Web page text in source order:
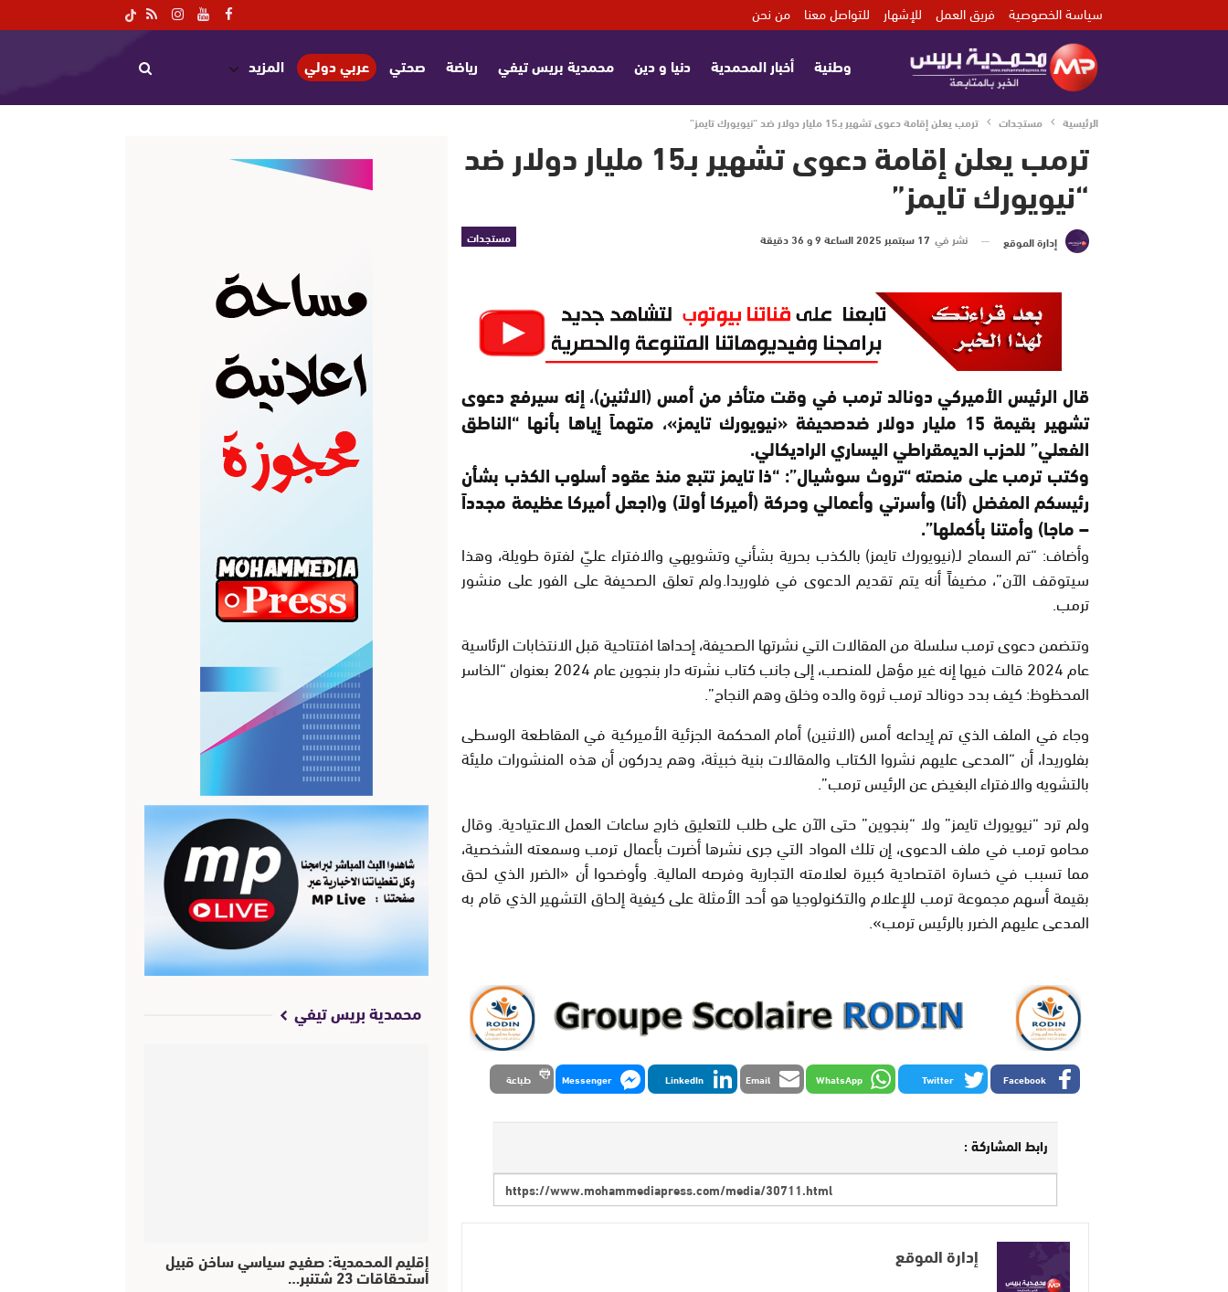
سياسة الخصوصية فريق العمل للإشهار للتواصل معنا من نحن
وطنية أخبار المحمدية دنيا و دين محمدية بريس تيفي رياضة صحتي عربي دولي المزيد
الرئيسية مستجدات ترمب يعلن إقامة دعوى تشهير بـ15 مليار دولار ضد “نيويورك تايمز”
ترمب يعلن إقامة دعوى تشهير بـ15 مليار دولار ضد
“نيويورك تايمز”
مستجدات إدارة الموقع نشر في 17 سبتمبر 2025 الساعة 9 و 36 دقيقة
قال الرئيس الأميركي دونالد ترمب في وقت متأخر من أمس (الاثنين)، إنه سيرفع دعوى
تشهير بقيمة 15 مليار دولار ضدصحيفة «نيويورك تايمز»، متهماً إياها بأنها “الناطق
الفعلي” للحزب الديمقراطي اليساري الراديكالي.
وكتب ترمب على منصته “تروث سوشيال”: “ذا تايمز تتبع منذ عقود أسلوب الكذب بشأن
رئيسكم المفضل (أنا) وأسرتي وأعمالي وحركة (أميركا أولاً) و(اجعل أميركا عظيمة مجدداً
– ماجا) وأمتنا بأكملها”.
وأضاف: “تم السماح لـ(نيويورك تايمز) بالكذب بحرية بشأني وتشويهي والافتراء عليّ لفترة طويلة، وهذا
سيتوقف الآن”، مضيفاً أنه يتم تقديم الدعوى في فلوريدا.ولم تعلق الصحيفة على الفور على منشور
ترمب.
وتتضمن دعوى ترمب سلسلة من المقالات التي نشرتها الصحيفة، إحداها افتتاحية قبل الانتخابات الرئاسية
عام 2024 قالت فيها إنه غير مؤهل للمنصب، إلى جانب كتاب نشرته دار بنجوين عام 2024 بعنوان “الخاسر
المحظوظ: كيف بدد دونالد ترمب ثروة والده وخلق وهم النجاح”.
وجاء في الملف الذي تم إيداعه أمس (الاثنين) أمام المحكمة الجزئية الأميركية في المقاطعة الوسطى
بفلوريدا، أن “المدعى عليهم نشروا الكتاب والمقالات بنية خبيثة، وهم يدركون أن هذه المنشورات مليئة
بالتشويه والافتراء البغيض عن الرئيس ترمب”.
ولم ترد “نيويورك تايمز” ولا “بنجوين” حتى الآن على طلب للتعليق خارج ساعات العمل الاعتيادية. وقال
محامو ترمب في ملف الدعوى، إن تلك المواد التي جرى نشرها أضرت بأعمال ترمب وسمعته الشخصية،
مما تسبب في خسارة اقتصادية كبيرة لعلامته التجارية وفرصه المالية. وأوضحوا أن «الضرر الذي لحق
بقيمة أسهم مجموعة ترمب للإعلام والتكنولوجيا هو أحد الأمثلة على كيفية إلحاق التشهير الذي قام به
المدعى عليهم الضرر بالرئيس ترمب».
Facebook
Twitter
WhatsApp
Email
LinkedIn
Messenger طباعة
رابط المشاركة :
إدارة الموقع
محمدية بريس تيفي
إقليم المحمدية: صفيح سياسي ساخن قبيل
استحقاقات 23 شتنبر…